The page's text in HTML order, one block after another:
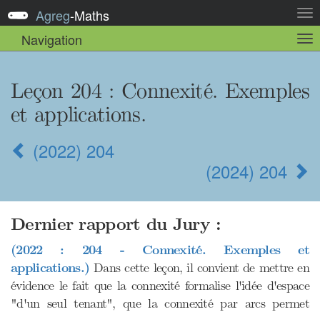
la
Agreg-Maths
Navigation
la
Leçon 204 : Connexité. Exemples
et applications.
(2022) 204
(2024) 204
Dernier rapport du Jury :
(2022 : 204 - Connexité. Exemples et
applications.) Dans cette leçon, il convient de mettre en
évidence le fait que la connexité formalise l'idée d'espace
"d'un seul tenant", que la connexité par arcs permet